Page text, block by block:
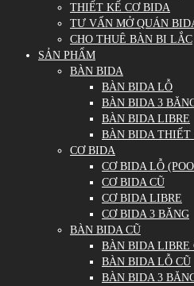
THIẾT KẾ CƠ BIDA
TƯ VẤN MỞ QUÁN
CHO THUÊ BÀN BI LẮC
SẢN PHẨM
BÀN BIDA
BÀN BIDA LỖ
BÀN BIDA 3
BÀN BIDA LIBRE
BÀN BIDA THIẾT
CƠ BIDA
CƠ BIDA LỖ
CƠ BIDA CŨ
CƠ BIDA LIBRE
CƠ BIDA 3 BĂNG
BÀN BIDA CŨ
BÀN BIDA LIBRE
BÀN BIDA LỖ CŨ
BÀN BIDA 3